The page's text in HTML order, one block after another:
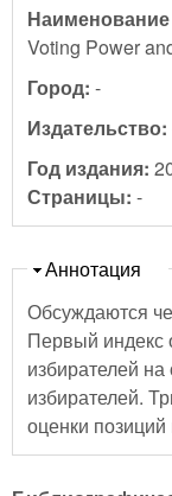
Voting Power
Город: -
Издательство:
Год издания:
Страницы: -
Скрыть
Аннотация
Обсуждаются
Первый индекс
избирателей
избирателей.
оценки позиций